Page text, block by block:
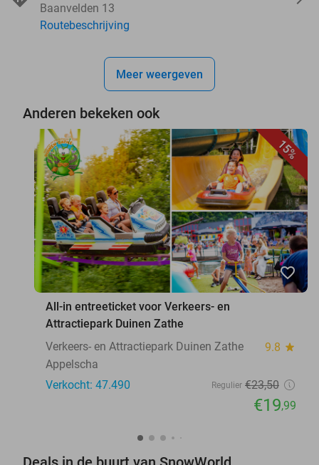
Baanvelden 13
Routebeschrijving
Meer weergeven
Anderen bekeken ook
15%
favorite_border
All-in entreeticket voor Verkeers- en
Attractiepark Duinen Zathe
Verkeers- en Attractiepark Duinen Zathe
9.8 star
Appelscha
Verkocht: 47.490
Regulier €23,50
€19,99